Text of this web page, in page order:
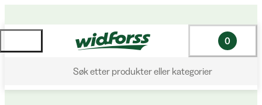
Søk etter produkter eller kategorier
0